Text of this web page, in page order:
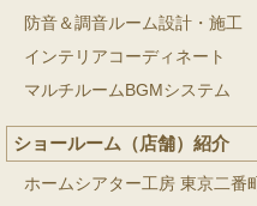
防音＆調音ルーム設計・施工
インテリアコーディネート
マルチルームBGMシステム
ショールーム（店舗）紹介
ホームシアター工房 東京二番町